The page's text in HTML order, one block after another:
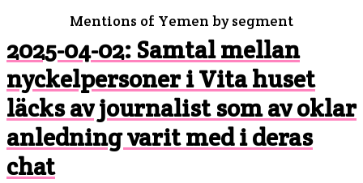
Mentions of Yemen by segment
2025-04-02: Samtal mellan
nyckelpersoner i Vita huset
läcks av journalist som av oklar
anledning varit med i deras
chat